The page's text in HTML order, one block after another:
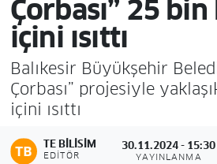
Çorbası” 25
içini ısıttı
Balıkesir Büyükşehir
Çorbası” projesiyle
içini ısıttı
TE BILISIM
EDITÖR
30.11.2024 - 15:30
YAYINLANMA
Haber Arşivi